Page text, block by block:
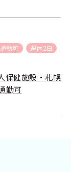
勤可
週休2日
保健施設・札幌
勤可